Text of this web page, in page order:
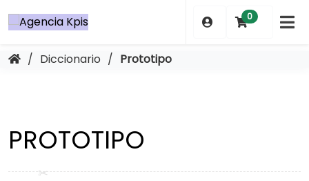
al
0
/ Diccionario / Prototipo
PROTOTIPO